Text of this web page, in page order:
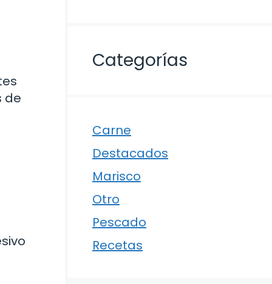
de
Categorías
Carne
Destacados
Marisco
Otro
Pescado
Recetas